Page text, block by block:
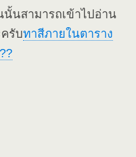
นสามารถเข้าไปอ่าน
รับทาสีภายในตาราง